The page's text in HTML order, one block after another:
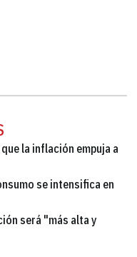
la inflación empuja a
se intensifica en
será "más alta y